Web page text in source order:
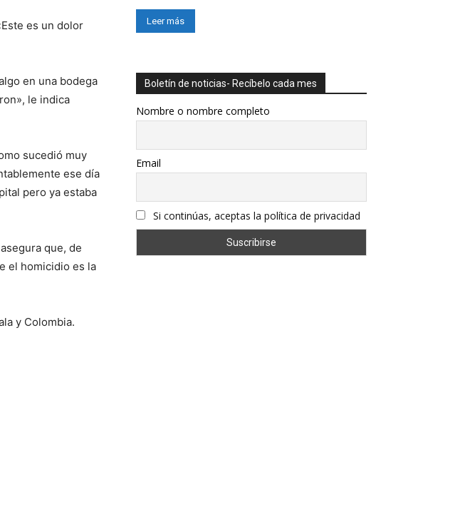
es un dolor
en una bodega
le indica
sucedió muy
ese día
pero ya estaba
que, de
el homicidio es la
y Colombia.
Leer más
Boletín de noticias- Recíbelo cada mes
Nombre o nombre completo
Email
Si continúas, aceptas la política de privacidad